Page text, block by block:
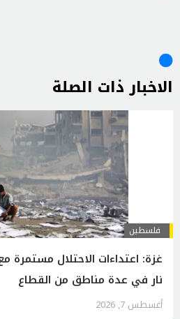
الاخبار ذات الصلة
فلسطين
غزة: اعتداءات الاحتلال
نار في عدة مناطق من القطاع
أغسطس 7, 2026